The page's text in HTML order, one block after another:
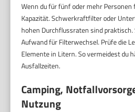
Wenn du für fünf oder mehr
Kapazität. Schwerkraftfilter oder
hohen Durchflussraten sind praktisch.
Aufwand für Filterwechsel. Prüfe die
Elemente in Litern. So vermeidest du
Ausfallzeiten.
Camping,
Nutzung